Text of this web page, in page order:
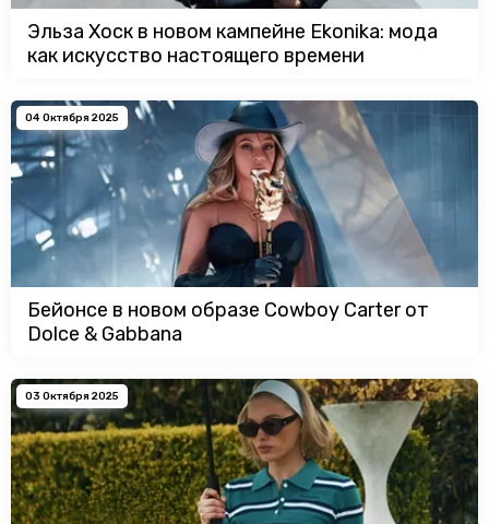
Эльза Хоск в новом кампейне Ekonika: мода
как искусство настоящего времени
04 Октября 2025
Бейонсе в новом образе Cowboy Carter от
Dolce & Gabbana
03 Октября 2025